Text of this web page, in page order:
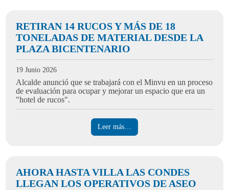
RETIRAN 14 RUCOS Y MÁS DE 18
TONELADAS DE MATERIAL DESDE LA
PLAZA BICENTENARIO
19 Junio 2026
Alcalde anunció que se trabajará con el Minvu en un proceso
de evaluación para ocupar y mejorar un espacio que era un
"hotel de rucos".
Leer más…
AHORA HASTA VILLA LAS CONDES
LLEGAN LOS OPERATIVOS DE ASEO